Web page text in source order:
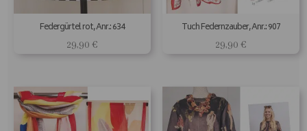
Federgürtel rot, Anr.: 634
29,90 €
Tuch Federnzauber, Anr.: 907
29,90 €